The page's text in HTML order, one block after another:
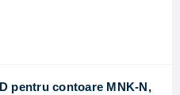
pentru contoare MNK-N,